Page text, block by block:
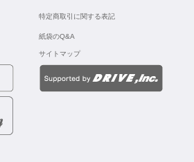
特定商取引に関する表記
紙袋のQ&A
サイトマップ